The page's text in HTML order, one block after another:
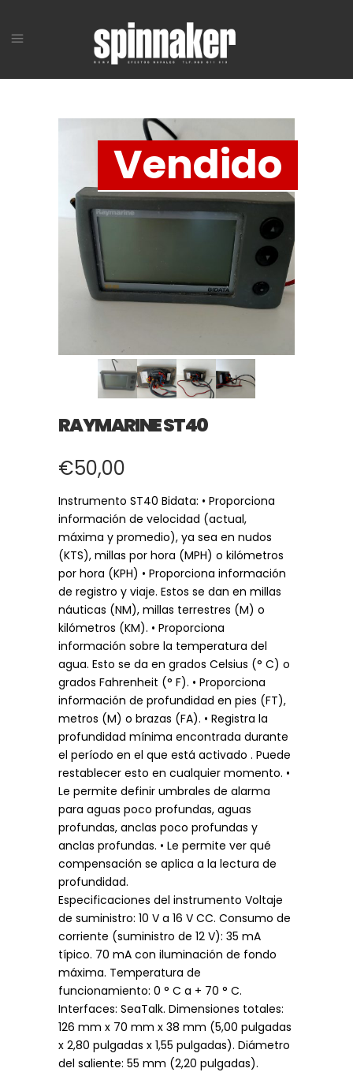
RAYMARINE ST40
€50,00
Instrumento ST40 Bidata: • Proporciona
información de velocidad (actual,
máxima y promedio), ya sea en nudos
(KTS), millas por hora (MPH) o kilómetros
por hora (KPH) • Proporciona información
de registro y viaje. Estos se dan en millas
náuticas (NM), millas terrestres (M) o
kilómetros (KM). • Proporciona
información sobre la temperatura del
agua. Esto se da en grados Celsius (° C) o
grados Fahrenheit (° F). • Proporciona
información de profundidad en pies (FT),
metros (M) o brazas (FA). • Registra la
profundidad mínima encontrada durante
el período en el que está activado . Puede
restablecer esto en cualquier momento. •
Le permite definir umbrales de alarma
para aguas poco profundas, aguas
profundas, anclas poco profundas y
anclas profundas. • Le permite ver qué
compensación se aplica a la lectura de
profundidad.
Especificaciones del instrumento Voltaje
de suministro: 10 V a 16 V CC. Consumo de
corriente (suministro de 12 V): 35 mA
típico. 70 mA con iluminación de fondo
máxima. Temperatura de
funcionamiento: 0 ° C a + 70 ° C.
Interfaces: SeaTalk. Dimensiones totales:
126 mm x 70 mm x 38 mm (5,00 pulgadas
x 2,80 pulgadas x 1,55 pulgadas). Diámetro
del saliente: 55 mm (2,20 pulgadas).
Vendido